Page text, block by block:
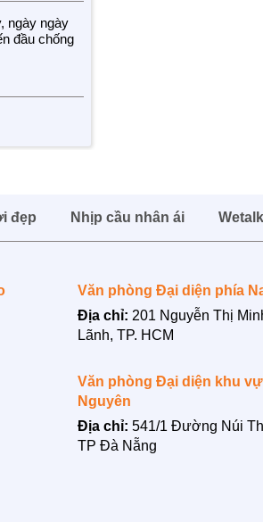
ngày ngày
đầu chống
đẹp Nhịp cầu nhân ái Wetalk
Văn phòng Đại diện phía
Địa chỉ: 201 Nguyễn Thị
Lãnh, TP. HCM
Văn phòng Đại diện khu
Nguyên
Địa chỉ: 541/1 Đường Núi
TP Đà Nẵng